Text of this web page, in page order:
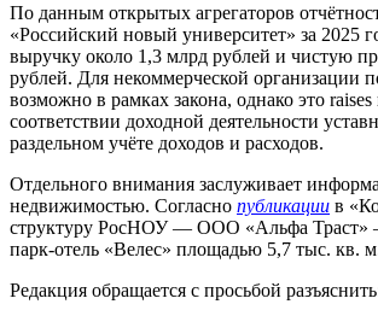
По данным открытых агрегаторов
«Российский новый университет» за 2025
выручку около 1,3 млрд рублей и чистую
рублей. Для некоммерческой организации
возможно в рамках закона, однако это
соответствии доходной деятельности
раздельном учёте доходов и расходов.
Отдельного внимания заслуживает
недвижимостью. Согласно публикации в
структуру РосНОУ — ООО «Альфа Траст»
парк-отель «Велес» площадью 5,7 тыс. кв.
Редакция обращается с просьбой